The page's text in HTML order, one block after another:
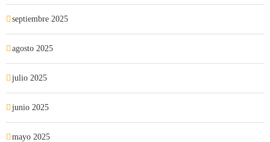
septiembre 2025
agosto 2025
julio 2025
junio 2025
mayo 2025